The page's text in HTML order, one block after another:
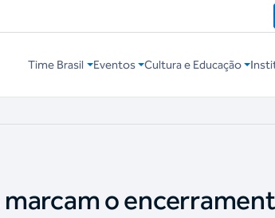
Time Brasil Eventos Cultura e Educação
o